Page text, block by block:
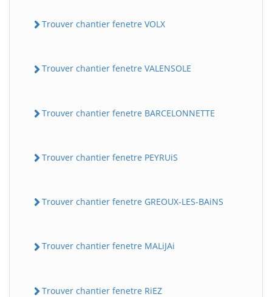
Trouver chantier fenetre VOLX
Trouver chantier fenetre VALENSOLE
Trouver chantier fenetre BARCELONNETTE
Trouver chantier fenetre PEYRUiS
Trouver chantier fenetre GREOUX-LES-BAiNS
Trouver chantier fenetre MALiJAi
Trouver chantier fenetre RiEZ